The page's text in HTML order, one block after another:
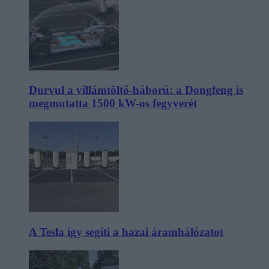
Durvul a villámtöltő-háború: a Dongfeng is
megmutatta 1500 kW-os fegyverét
A Tesla így segíti a hazai áramhálózatot